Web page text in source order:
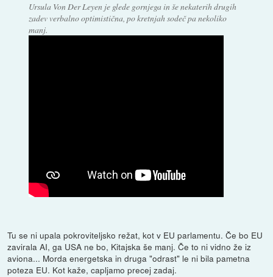
Ursula Von Der Leyen je glede gornjega in še nekaterih drugih
zadev verbalno optimistična, po kretnjah sodeč pa nekoliko
manj.
Tu se ni upala pokroviteljsko režat, kot v EU parlamentu. Če bo EU
zavirala AI, ga USA ne bo, Kitajska še manj. Če to ni vidno že iz
aviona... Morda energetska in druga "odrast" le ni bila pametna
poteza EU. Kot kaže, capljamo precej zadaj.